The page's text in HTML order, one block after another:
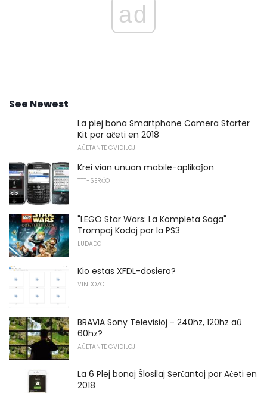
ad
See Newest
La plej bona Smartphone Camera Starter
Kit por aĉeti en 2018
AĈETANTE GVIDILOJ
Krei vian unuan mobile-aplikaĵon
TTT-SERĈO
"LEGO Star Wars: La Kompleta Saga"
Trompaj Kodoj por la PS3
LUDADO
Kio estas XFDL-dosiero?
VINDOZO
BRAVIA Sony Televisioj - 240hz, 120hz aŭ
60hz?
AĈETANTE GVIDILOJ
La 6 Plej bonaj Ŝlosilaj Serĉantoj por Aĉeti en
2018